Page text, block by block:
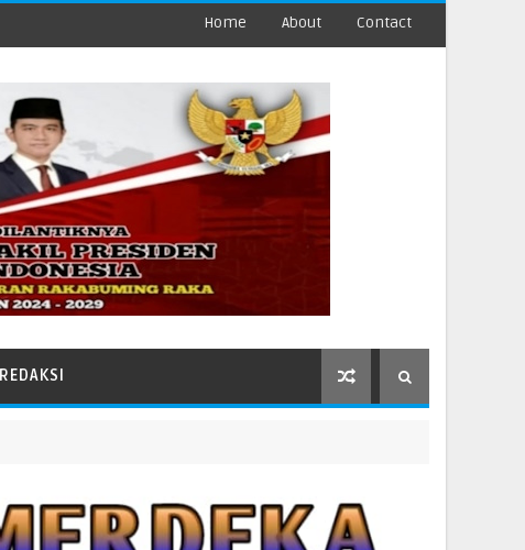
Home About Contact
REDAKSI